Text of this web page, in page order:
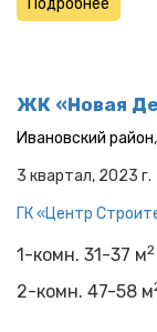
ЖК «Новая
Ивановский район,
3 квартал, 2023 г.
ГК «Центр
1-комн. 31-37 м2
2-комн. 47-58 м